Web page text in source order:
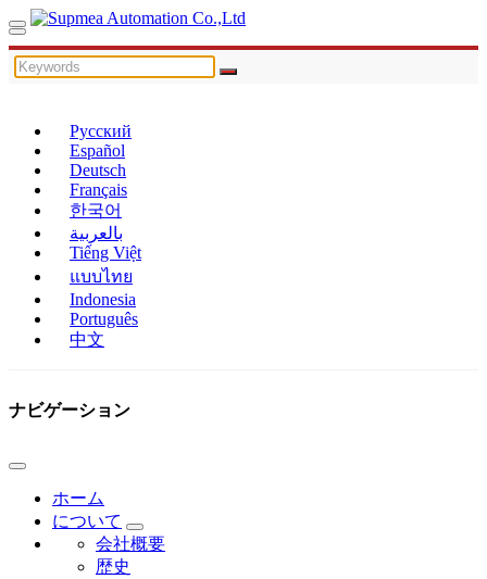
Русский
Español
Deutsch
Français
한국어
بالعربية
Tiếng Việt
แบบไทย
Indonesia
Português
中文
ナビゲーション
ホーム
について
会社概要
歴史